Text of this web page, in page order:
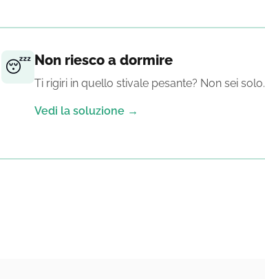
😴 Non riesco a dormire
Ti rigiri in quello stivale pesante? Non sei solo.
Vedi la soluzione →